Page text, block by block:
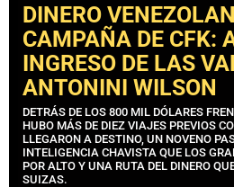
DINERO
CAMPAÑA DE CFK:
INGRESO DE LAS
ANTONINI WILSON
DETRÁS DE LOS 800 MIL DÓLARES
HUBO MÁS DE DIEZ VIAJES PREVIOS
LLEGARON A DESTINO, UN NOVENO
INTELIGENCIA CHAVISTA QUE LOS
POR ALTO Y UNA RUTA DEL DINERO
SUIZAS.